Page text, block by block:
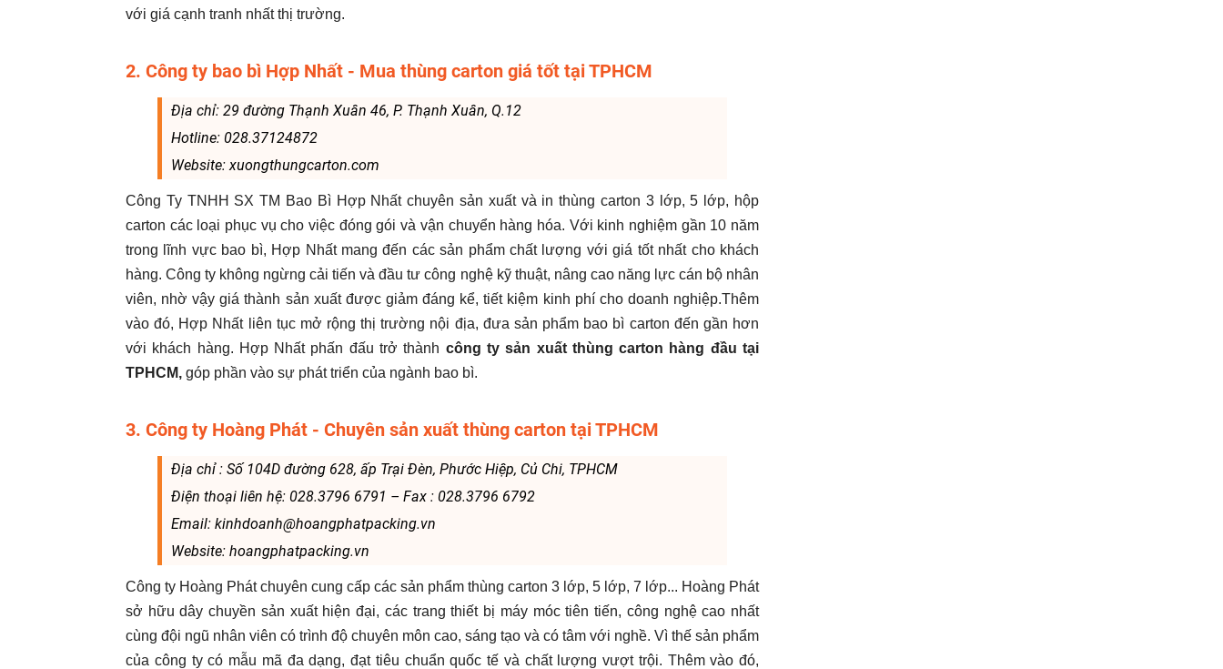
với giá cạnh tranh nhất thị trường.
2. Công ty bao bì Hợp Nhất - Mua thùng carton giá tốt tại TPHCM
Địa chỉ: 29 đường Thạnh Xuân 46, P. Thạnh Xuân, Q.12
Hotline: 028.37124872
Website: xuongthungcarton.com
Công Ty TNHH SX TM Bao Bì Hợp Nhất chuyên sản xuất và in thùng carton 3 lớp, 5 lớp, hộp
carton các loại phục vụ cho việc đóng gói và vận chuyển hàng hóa. Với kinh nghiệm gần 10 năm
trong lĩnh vực bao bì, Hợp Nhất mang đến các sản phẩm chất lượng với giá tốt nhất cho khách
hàng. Công ty không ngừng cải tiến và đầu tư công nghệ kỹ thuật, nâng cao năng lực cán bộ nhân
viên, nhờ vậy giá thành sản xuất được giảm đáng kể, tiết kiệm kinh phí cho doanh nghiệp.Thêm
vào đó, Hợp Nhất liên tục mở rộng thị trường nội địa, đưa sản phẩm bao bì carton đến gần hơn
với khách hàng. Hợp Nhất phấn đấu trở thành công ty sản xuất thùng carton hàng đầu tại
TPHCM, góp phần vào sự phát triển của ngành bao bì.
3. Công ty Hoàng Phát - Chuyên sản xuất thùng carton tại TPHCM
Địa chỉ : Số 104D đường 628, ấp Trại Đèn, Phước Hiệp, Củ Chi, TPHCM
Điện thoại liên hệ: 028.3796 6791 – Fax : 028.3796 6792
Email: kinhdoanh@hoangphatpacking.vn
Website: hoangphatpacking.vn
Công ty Hoàng Phátchuyên cung cấp các sản phẩm thùng carton 3 lớp, 5 lớp, 7 lớp... Hoàng Phát
sở hữu dây chuyền sản xuất hiện đại, các trang thiết bị máy móc tiên tiến, công nghệ cao nhất
cùng đội ngũ nhân viên có trình độ chuyên môn cao, sáng tạo và có tâm với nghề. Vì thế sản phẩm
của công ty có mẫu mã đa dạng, đạt tiêu chuẩn quốc tế và chất lượng vượt trội. Thêm vào đó,